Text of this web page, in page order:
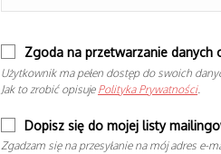
Zgoda na przetwarzanie danych
Użytkownik ma pełen dostęp do swoich
Jak to zrobić opisuje Polityka Prywatności.
Dopisz się do mojej listy
Zgadzam się na przesyłanie na mój adres e-